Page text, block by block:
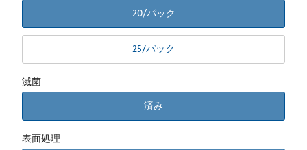
20/パック
25/パック
滅菌
済み
表面処理